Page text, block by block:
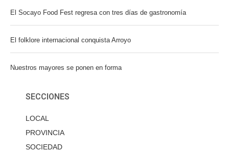
El Socayo Food Fest regresa con tres días de gastronomía
El folklore internacional conquista Arroyo
Nuestros mayores se ponen en forma
SECCIONES
LOCAL
PROVINCIA
SOCIEDAD